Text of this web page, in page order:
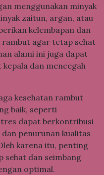
menggunakan minyak
zaitun, argan, atau
kelembapan dan
agar tetap sehat
alami ini juga dapat
dan mencegah
kesehatan rambut
baik, seperti
dapat berkontribusi
penurunan kualitas
karena itu, penting
sehat dan seimbang
optimal.